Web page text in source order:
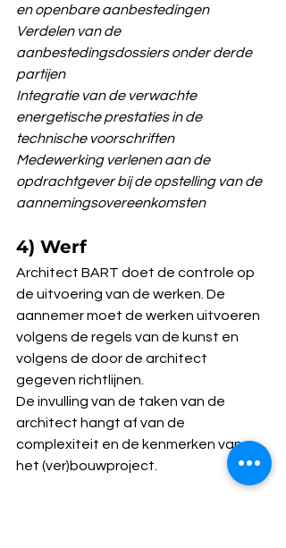
en openbare aanbestedingen
Verdelen van de
aanbestedingsdossiers onder derde
partijen
Integratie van de verwachte
energetische prestaties in de
technische voorschriften
Medewerking verlenen aan de
opdrachtgever bij de opstelling van de
aannemingsovereenkomsten
4) Werf
Architect BART doet de controle op
de uitvoering van de werken. De
aannemer moet de werken uitvoeren
volgens de regels van de kunst en
volgens de door de architect
gegeven richtlijnen.
De invulling van de taken van de
architect hangt af van de
complexiteit en de kenmerken van
het (ver)bouwproject.